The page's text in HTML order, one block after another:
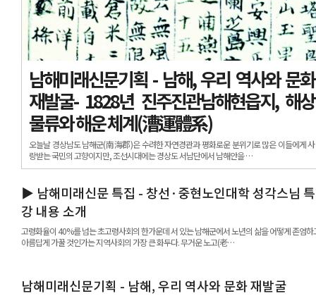
남해미래신문기획 - 남해, 우리 역사와 문화
재발굴- 1828년 진주진관남해현읍지, 해상
물류와 해운 체계(漕運體系)
오늘날 경상남도 남해군(南海郡)은 수려한 자연경관과 평화로운 분위기로 많은 이들에게 사
랑받는 국민의 고향이지만, 조선시대에는 경상도 서남단에서 남해안을 …
▶ 남해미래신문 특집 - 창선·중현노인대학 성각스님 특
강 내용 소개
고령화율이 40%를 넘는 초고령사회의 한가운데 서 있는 남해군에서 노년의 삶을 어떻게 존엄하
아름답게 가꿀 것인가는 지역사회의 가장 큰 화두다. 무거운 노고(老…
남해미래신문기획 - 남해, 우리 역사와 문화 재발굴